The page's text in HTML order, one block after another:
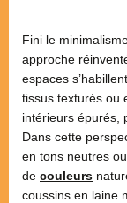
Fini le
approche
espaces
tissus texturés ou
intérieurs épurés,
Dans cette
en tons neutres
de couleurs
coussins en laine